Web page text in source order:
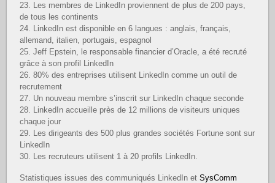
23. Les membres de LinkedIn proviennent de plus de 200 pays,
de tous les continents
24. LinkedIn est disponible en 6 langues : anglais, français,
allemand, italien, portugais, espagnol
25. Jeff Epstein, le responsable financier d’Oracle, a été recruté
grâce à son profil LinkedIn
26. 80% des entreprises utilisent LinkedIn comme un outil de
recrutement
27. Un nouveau membre s’inscrit sur LinkedIn chaque seconde
28. LinkedIn accueille près de 12 millions de visiteurs uniques
chaque jour
29. Les dirigeants des 500 plus grandes sociétés Fortune sont sur
LinkedIn
30. Les recruteurs utilisent 1 à 20 profils LinkedIn.
Statistiques issues des communiqués LinkedIn etSysComm